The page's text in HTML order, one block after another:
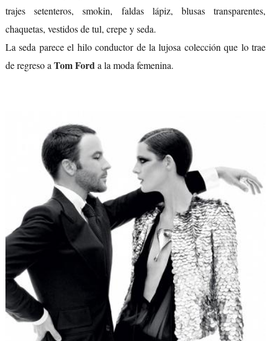
trajes setenteros, smokin, faldas lápiz, blusas transparentes,
chaquetas, vestidos de tul, crepe y seda.
La seda parece el hilo conductor de la lujosa colección que lo trae
de regreso aTom Forda la moda femenina.